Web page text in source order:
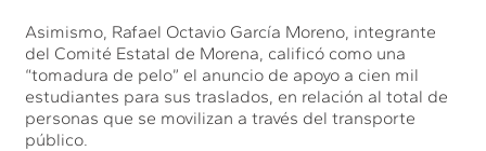
Asimismo, Rafael Octavio García Moreno, integrante
del Comité Estatal de Morena, calificó como una
“tomadura de pelo” el anuncio de apoyo a cien mil
estudiantes para sus traslados, en relación al total de
personas que se movilizan a través del transporte
público.